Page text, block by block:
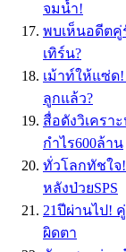
จมน้ำ!
พบเห็นอดีตคู่
เทิร์น?
เม้าท์ให้แซ่ด
ลูกแล้ว?
สื่อดังวิเครา
กำไร600ล้าน
ทั่วโลกทัชใจ
หลังป่วยSPS
21ปีผ่านไป!
ผิดตา